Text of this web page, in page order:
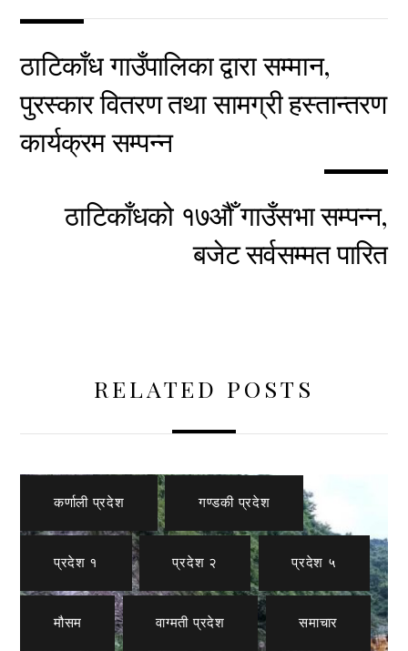
ठाटिकाँध गाउँपालिका द्वारा सम्मान,
पुरस्कार वितरण तथा सामग्री हस्तान्तरण
कार्यक्रम सम्पन्न
ठाटिकाँधको १७औँ गाउँसभा सम्पन्न,
बजेट सर्वसम्मत पारित
RELATED POSTS
कर्णाली प्रदेश , गण्डकी प्रदेश ,
प्रदेश १ , प्रदेश २ , प्रदेश ५ ,
मौसम , वाग्मती प्रदेश , समाचार ,